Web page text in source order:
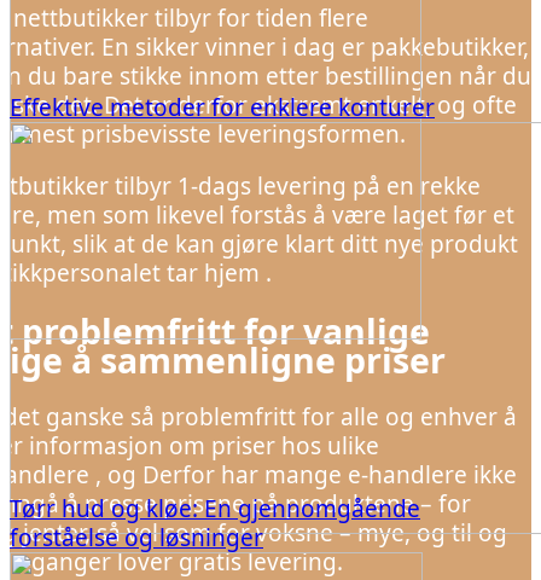
Effektive metoder for enklere konturer
Tørr hud og kløe: En gjennomgående
forståelse og løsninger
nettbutikker tilbyr for tiden flere
En sikker vinner i dag er pakkebutikker,
du bare stikke innom etter bestillingen når du
det. Det er derfor ekstremt enkelt, og ofte
mest prisbevisste leveringsformen.
tilbyr 1-dags levering på en rekke
men som likevel forstås å være laget før et
slik at de kan gjøre klart ditt nye produkt
tar hjem .
problemfritt for vanlige
å sammenligne priser
ganske så problemfritt for alle og enhver å
informasjon om priser hos ulike
, og Derfor har mange e-handlere ikke
å presse prisene på produktene – for
jenter, så vel som for voksne – mye, og til og
ganger lover gratis levering.